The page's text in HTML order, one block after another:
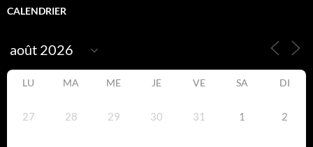
CALENDRIER
LU MA ME JE VE SA DI
27 28 29 30 31 1 2